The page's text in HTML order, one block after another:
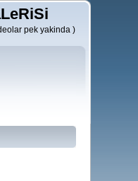
pek yakinda )